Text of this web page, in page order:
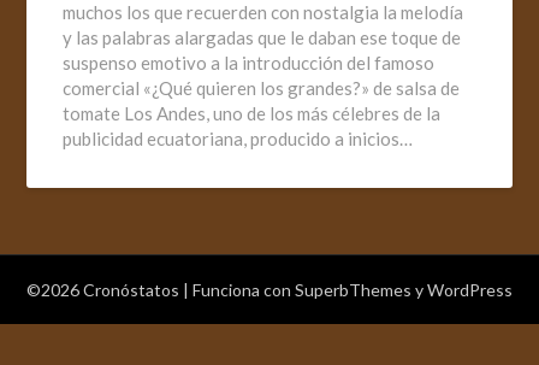
muchos los que recuerden con nostalgia la melodía
y las palabras alargadas que le daban ese toque de
suspenso emotivo a la introducción del famoso
comercial «¿Qué quieren los grandes?» de salsa de
tomate Los Andes, uno de los más célebres de la
publicidad ecuatoriana, producido a inicios…
©2026 Cronóstatos | Funciona con SuperbThemes y WordPress